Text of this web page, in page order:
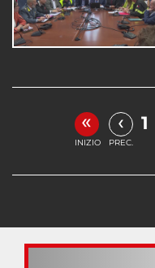
«
INIZIO
‹
PREC.
1